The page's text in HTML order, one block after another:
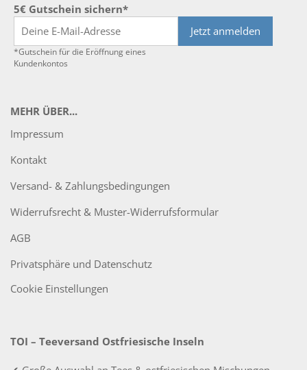
5€ Gutschein sichern*
Jetzt anmelden
*Gutschein für die Eröffnung eines
Kundenkontos
MEHR ÜBER...
Impressum
Kontakt
Versand- & Zahlungsbedingungen
Widerrufsrecht & Muster-Widerrufsformular
AGB
Privatsphäre und Datenschutz
Cookie Einstellungen
TOI – Teeversand Ostfriesische Inseln